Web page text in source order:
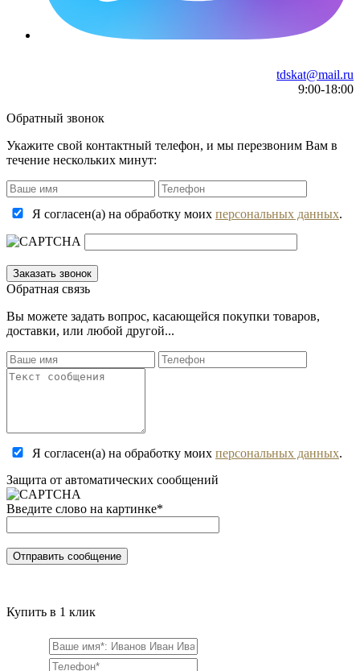
tdskat@mail.ru
9:00-18:00
Обратный звонок
Укажите свой контактный телефон, и мы перезвоним Вам в
течение нескольких минут:
Я согласен(а) на обработку моих персональных данных.
Обратная связь
Вы можете задать вопрос, касающейся покупки товаров,
доставки, или любой другой...
Я согласен(а) на обработку моих персональных данных.
Защита от автоматических сообщений
Введите слово на картинке*
Купить в 1 клик